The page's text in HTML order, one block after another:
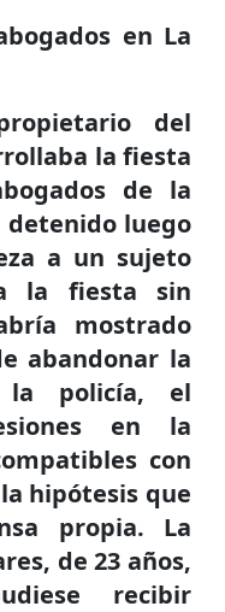
en La
del
la fiesta
de la
detenido luego
a un sujeto
la fiesta sin
mostrado
abandonar la
la policía, el
en la
con
hipótesis que
propia. La
de 23 años,
recibir